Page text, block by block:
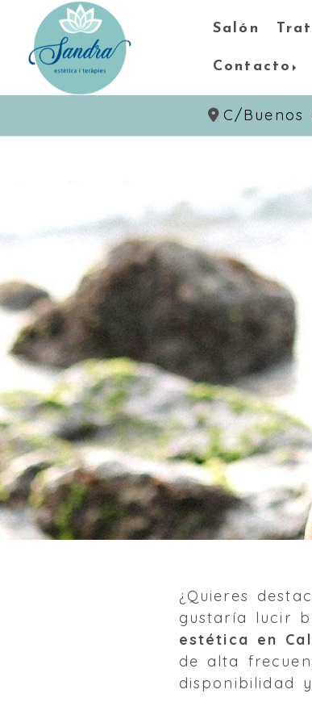
Salón
Contacto
C/
¿Quieres
gustaría lucir
estética en
de alta
disponibilidad